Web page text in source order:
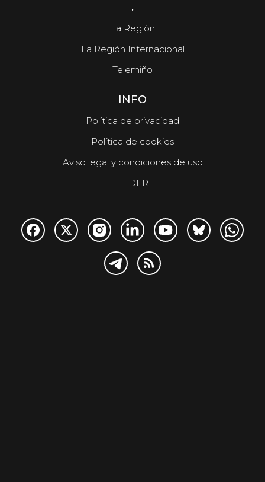
.
La Región
La Región Internacional
Telemiño
INFO
Política de privacidad
Política de cookies
Aviso legal y condiciones de uso
FEDER